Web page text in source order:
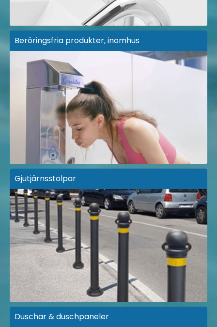
Beröringsfria produkter, inomhus
Gjutjärnsstolpar
Duschar & duschpaneler